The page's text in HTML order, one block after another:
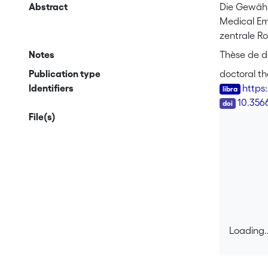
Abstract
Die
Medical
zentrale
mit dieser
sein kann,
der
neuartige
zwischen
Notes
Thèse de
Publication type
doctoral
Identifiers
File(s)